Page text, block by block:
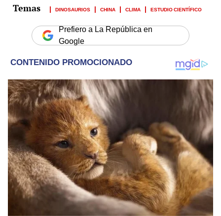
DINOSAURIOS CHINA CLIMA ESTUDIO CIENTÍFICO
Prefiero a La República en
Google